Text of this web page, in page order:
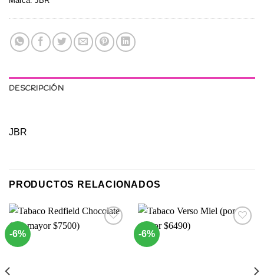
DESCRIPCIÓN
JBR
PRODUCTOS RELACIONADOS
-6% -6%